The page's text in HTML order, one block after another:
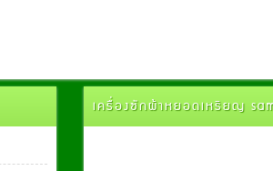
เครื่องซักผ้าหยอดเหรียญ